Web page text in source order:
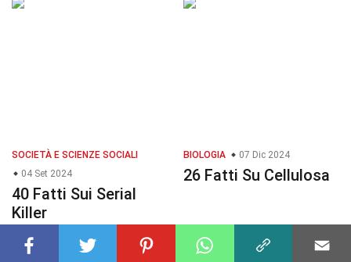
SOCIETÀ E SCIENZE SOCIALI
04 Set 2024
40 Fatti Sui Serial
Killer
BIOLOGIA 07 Dic 2024
26 Fatti Su Cellulosa